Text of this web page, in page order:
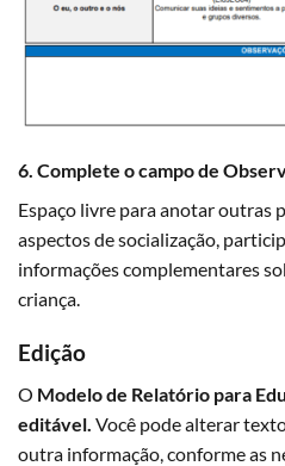
6. Complete o campo de
Espaço livre para anotar outras
aspectos de socialização,
informações complementares
criança.
Edição
O Modelo de Relatório para
editável. Você pode alterar
outra informação, conforme as